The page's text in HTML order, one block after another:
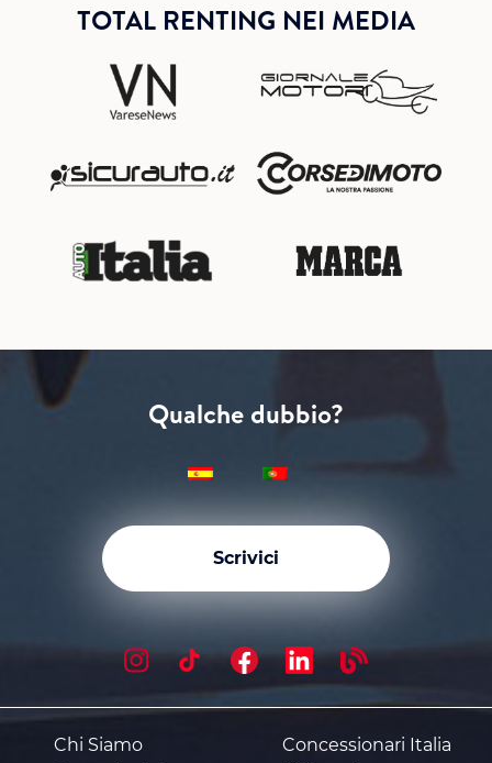
TOTAL RENTING NEI MEDIA
Qualche dubbio?
Scrivici
Chi Siamo
Concessionari Italia